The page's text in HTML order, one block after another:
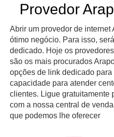
Provedor
Abrir um provedor de internet
ótimo negócio. Para isso,
dedicado. Hoje os
são os mais procurados
opções de link dedicado
capacidade para atender
clientes. Ligue gratuitamente
com a nossa central de
que podemos lhe oferecer